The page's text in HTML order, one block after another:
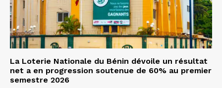
La Loterie Nationale du Bénin dévoile un résultat
net a en progression soutenue de 60% au premier
semestre 2026